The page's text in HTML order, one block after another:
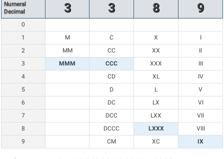
Numeral
Decimal
3 3 8 9
0
1
M C X
I
2
MM CC XX
II
3
MMM CCC XXX
III
4
CD XL
IV
5
D L
V
6
DC LX
VI
7
DCC LXX
VII
8
DCCC LXXX
VIII
9
CM XC IX